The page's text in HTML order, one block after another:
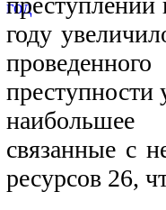
году
преступности
наибольшее
связанные с
ресурсов 26,